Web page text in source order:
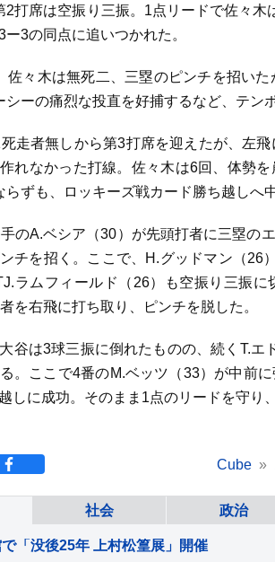
2打席は空振り三振。1点リードで佐々
3の同点に追いつかれた。
佐々木は無死二、三塁のピンチを招い
シーの痛烈な投直を好捕するなど、テン
走者無しから第3打席を迎えたが、左
れなかった打線。佐々木は6回、体勢
らずも、ロッキーズ戦カード勝ち越しへ
のA.ベシア（30）が先頭打者に三塁の
チを招く。ここで、H.グッドマン（26
ラムフィールド（26）も空振り三振
を右飛に打ち取り、ピンチを脱した。
谷は3球三振に倒れたものの、続くT.
。ここで4番のM.ベッツ（33）が中前
しに成功。そのまま1点のリードを守り
Cube
社会 政治
「没後25年 上村松篁展」開催